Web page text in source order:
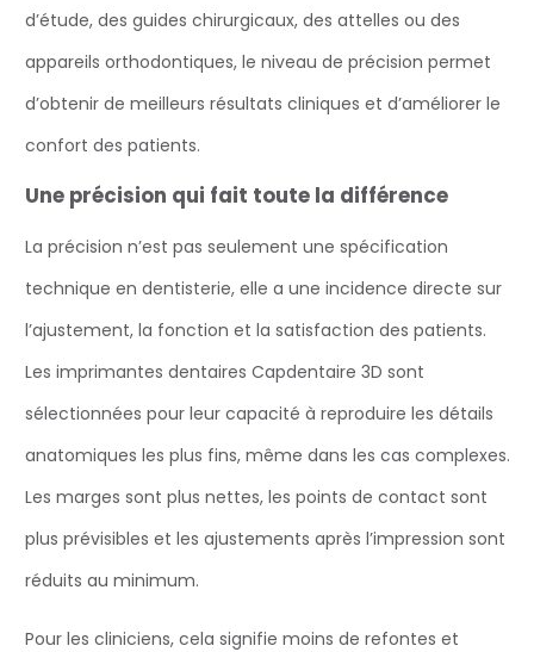
d’étude, des guides chirurgicaux, des attelles ou des
appareils orthodontiques, le niveau de précision permet
d’obtenir de meilleurs résultats cliniques et d’améliorer le
confort des patients.
Une précision qui fait toute la différence
La précision n’est pas seulement une spécification
technique en dentisterie, elle a une incidence directe sur
l’ajustement, la fonction et la satisfaction des patients.
Les imprimantes dentaires Capdentaire 3D sont
sélectionnées pour leur capacité à reproduire les détails
anatomiques les plus fins, même dans les cas complexes.
Les marges sont plus nettes, les points de contact sont
plus prévisibles et les ajustements après l’impression sont
réduits au minimum.
Pour les cliniciens, cela signifie moins de refontes et